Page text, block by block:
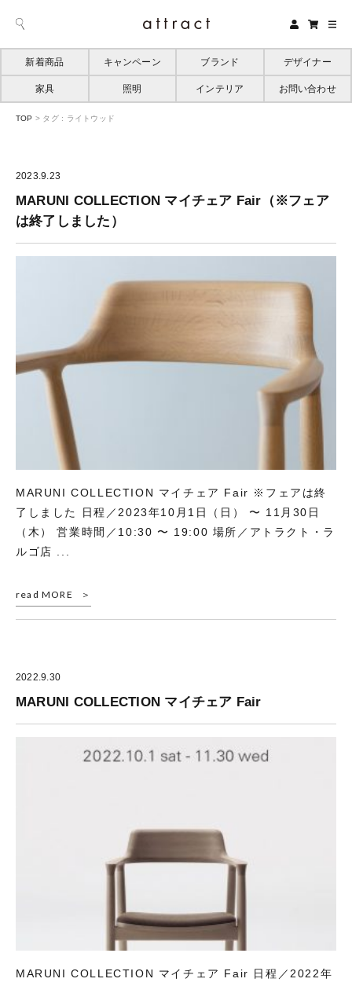
新着商品 キャンペーン ブランド デザイナー
家具 照明 インテリア お問い合わせ
TOP > タグ : ライトウッド
2023.9.23
MARUNI COLLECTION マイチェア Fair（※フェア
は終了しました）
MARUNI COLLECTION マイチェア Fair ※フェアは終
了しました 日程／2023年10月1日（日） 〜 11月30日
（木） 営業時間／10:30 〜 19:00 場所／アトラクト・ラ
ルゴ店 ...
read MORE
2022.9.30
MARUNI COLLECTION マイチェア Fair
MARUNI COLLECTION マイチェア Fair 日程／2022年